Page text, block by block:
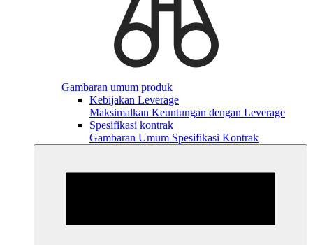
Gambaran umum produk
Kebijakan Leverage
Maksimalkan Keuntungan dengan Leverage
Spesifikasi kontrak
Gambaran Umum Spesifikasi Kontrak